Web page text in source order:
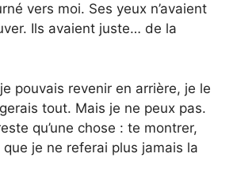
vers moi. Ses yeux n’avaient
Ils avaient juste… de la
pouvais revenir en arrière, je le
tout. Mais je ne peux pas.
qu’une chose : te montrer,
que je ne referai plus jamais la